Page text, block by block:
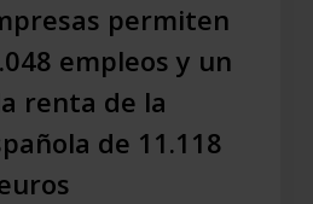
permiten
empleos y un
renta de la
de 11.118